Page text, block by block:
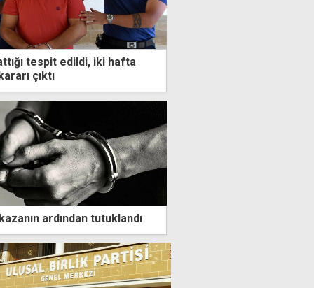
tespit edildi, iki hafta
çıktı
ardından tutuklandı